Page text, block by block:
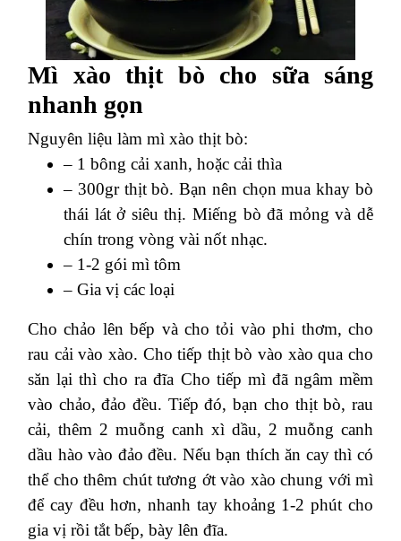
Mì xào thịt bò cho sữa sáng
nhanh gọn
Nguyên liệu làm mì xào thịt bò:
– 1 bông cải xanh, hoặc cải thìa
– 300gr thịt bò. Bạn nên chọn mua khay bò
thái lát ở siêu thị. Miếng bò đã mỏng và dễ
chín trong vòng vài nốt nhạc.
– 1-2 gói mì tôm
– Gia vị các loại
Cho chảo lên bếp và cho tỏi vào phi thơm, cho
rau cải vào xào. Cho tiếp thịt bò vào xào qua cho
săn lại thì cho ra đĩa Cho tiếp mì đã ngâm mềm
vào chảo, đảo đều. Tiếp đó, bạn cho thịt bò, rau
cải, thêm 2 muỗng canh xì dầu, 2 muỗng canh
dầu hào vào đảo đều. Nếu bạn thích ăn cay thì có
thể cho thêm chút tương ớt vào xào chung với mì
để cay đều hơn, nhanh tay khoảng 1-2 phút cho
gia vị rồi tắt bếp, bày lên đĩa.